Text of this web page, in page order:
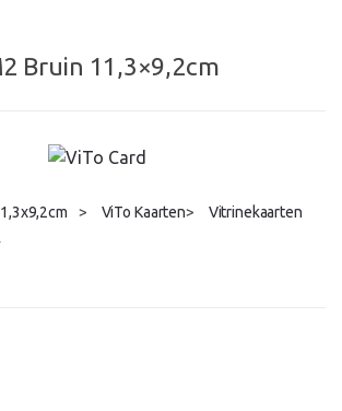
Bruin 11,3×9,2cm
> ViTo Kaarten>
Vitrinekaarten